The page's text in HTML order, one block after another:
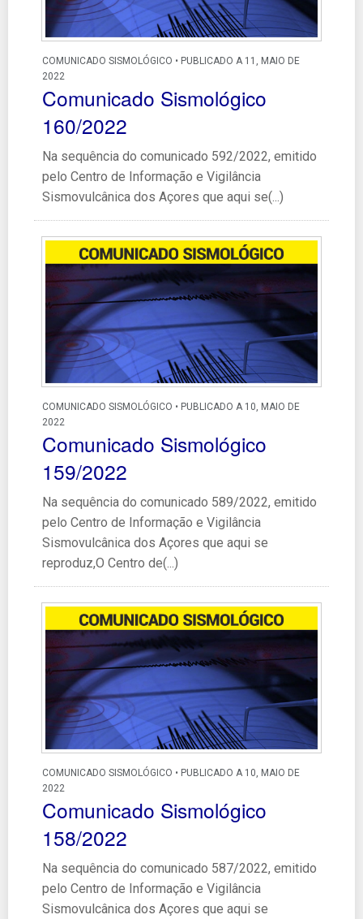
COMUNICADO SISMOLÓGICO • PUBLICADO A 11, MAIO DE
2022
Comunicado Sismológico
160/2022
Na sequência do comunicado 592/2022, emitido
pelo Centro de Informação e Vigilância
Sismovulcânica dos Açores que aqui se(...)
COMUNICADO SISMOLÓGICO • PUBLICADO A 10, MAIO DE
2022
Comunicado Sismológico
159/2022
Na sequência do comunicado 589/2022, emitido
pelo Centro de Informação e Vigilância
Sismovulcânica dos Açores que aqui se
reproduz,O Centro de(...)
COMUNICADO SISMOLÓGICO • PUBLICADO A 10, MAIO DE
2022
Comunicado Sismológico
158/2022
Na sequência do comunicado 587/2022, emitido
pelo Centro de Informação e Vigilância
Sismovulcânica dos Açores que aqui se